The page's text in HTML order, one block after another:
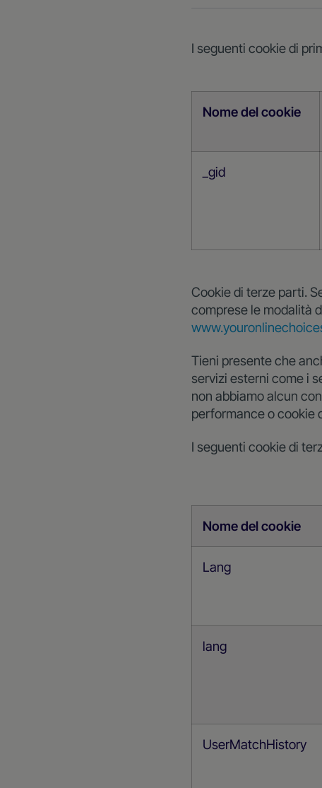
I seguenti cookie di
Nome del cookie
_gid
Cookie di terze parti.
comprese le modalità
Tieni presente che
servizi esterni come i
non abbiamo alcun
performance o cookie
I seguenti cookie di
Nome del cookie
Lang
lang
UserMatchHistory